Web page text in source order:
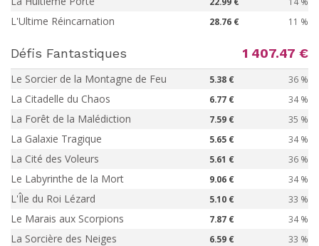
L'Ultime Réincarnation 28.76 € 11 %
Défis Fantastiques 1 407.47 €
Le Sorcier de la Montagne de Feu 5.38 € 36 %
La Citadelle du Chaos 6.77 € 34 %
La Forêt de la Malédiction 7.59 € 35 %
La Galaxie Tragique 5.65 € 34 %
La Cité des Voleurs 5.61 € 36 %
Le Labyrinthe de la Mort 9.06 € 34 %
L'Île du Roi Lézard 5.10 € 33 %
Le Marais aux Scorpions 7.87 € 34 %
La Sorcière des Neiges 6.59 € 33 %